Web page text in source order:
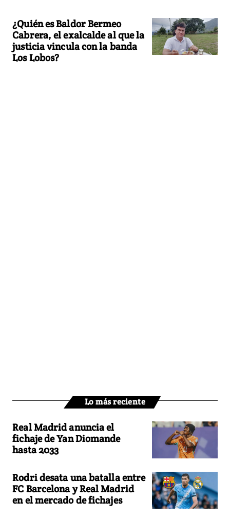
¿Quién es Baldor Bermeo
Cabrera, el exalcalde al que la
justicia vincula con la banda
Los Lobos?
Lo más reciente
Real Madrid anuncia el
fichaje de Yan Diomande
hasta 2033
Rodri desata una batalla entre
FC Barcelona y Real Madrid
en el mercado de fichajes